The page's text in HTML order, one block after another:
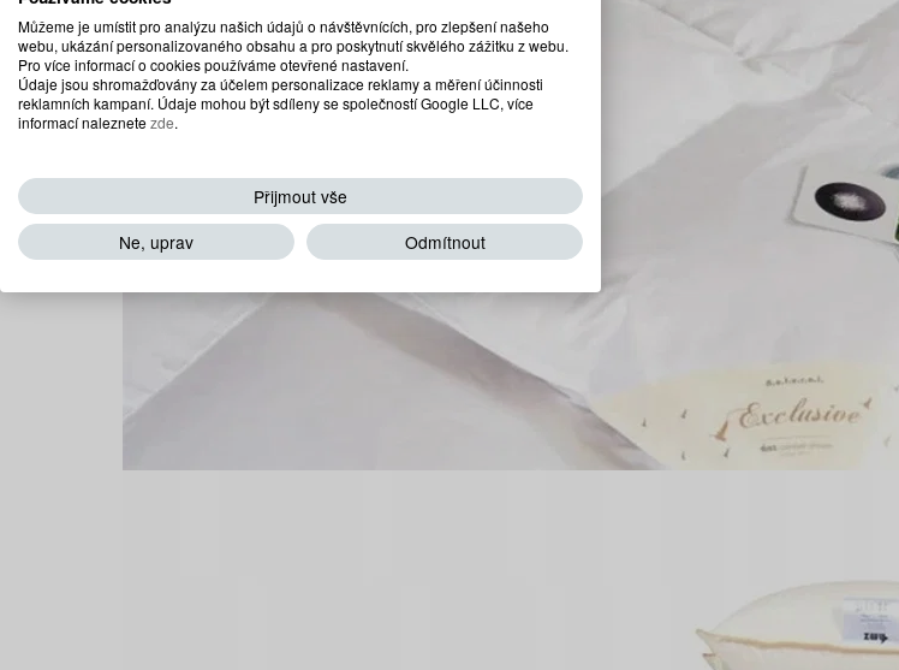
Můžeme je umístit pro analýzu našich údajů o návštěvnících, pro zlepšení našeho
webu, ukázání personalizovaného obsahu a pro poskytnutí skvělého zážitku z webu.
Pro více informací o cookies používáme otevřené nastavení.
Údaje jsou shromažďovány za účelem personalizace reklamy a měření účinnosti
reklamních kampaní. Údaje mohou být sdíleny se společností Google LLC, více
informací naleznetezde.
Přijmout vše
Ne, uprav
Odmítnout